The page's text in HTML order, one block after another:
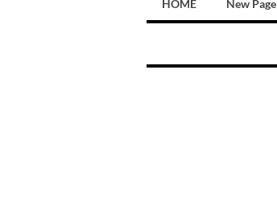
HOME New Page